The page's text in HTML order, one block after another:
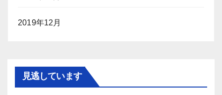
2019年12月
見逃しています